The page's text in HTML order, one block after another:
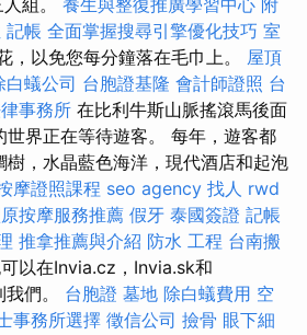
組。 養生與整復推廣學習中心 附
記帳 全面掌握搜尋引擎優化技巧 室
，以免您每分鐘落在毛巾上。 屋頂
白蟻公司 台胞證基隆 會計師證照 台
事務所 在比利牛斯山脈搖滾馬後面
世界正在等待遊客。 每年，遊客都
樹，水晶藍色海洋，現代酒店和起泡
摩證照課程 seo agency 找人 rwd
按摩服務推薦 假牙 泰國簽證 記帳
推拿推薦與介紹 防水 工程 台南搬
以在Invia.cz，Invia.sk和
們。 台胞證 墓地 除白蟻費用 空
事務所選擇 徵信公司 撿骨 眼下細